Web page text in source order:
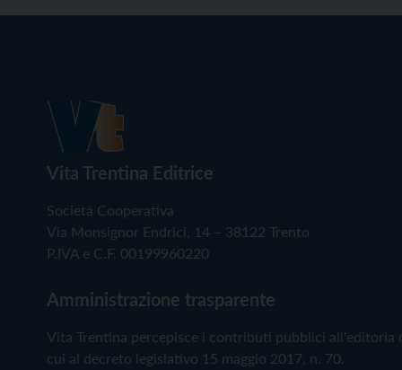
Vita Trentina Editrice
Società Cooperativa
Via Monsignor Endrici, 14 – 38122 Trento
P.IVA e C.F. 00199960220
Amministrazione trasparente
Vita Trentina percepisce i contributi pubblici all'editoria
cui al decreto legislativo 15 maggio 2017, n. 70.